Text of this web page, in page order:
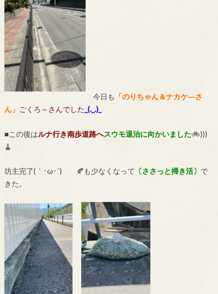
今日も
「のりちゃん＆ナカケ―さ
ん」 ごくろ～さんでした _(._.)_
■この後はルナ行き南歩道路へスウモ退治に向かいました🚲)))
🧹
坊主完了(｀･ω･´)ゞ 🍂も少なくなって 〔ささっと掃き活〕 で
きた。